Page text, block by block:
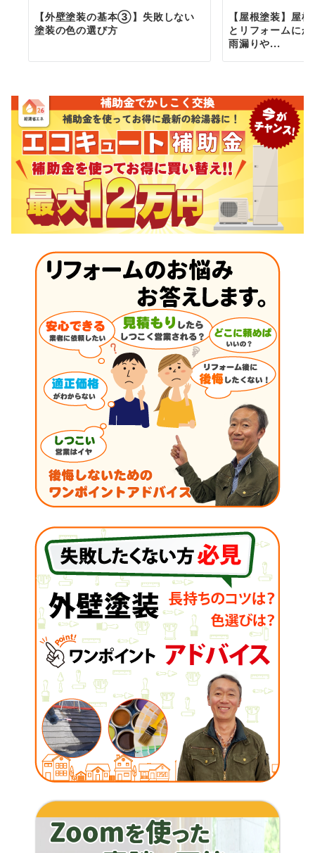
【外壁塗装の基本③】失敗しない
塗装の色の選び方
【屋根塗装】屋
とリフォームに
雨漏りや...